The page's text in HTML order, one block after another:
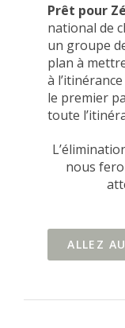
Prêt pour
national de
un groupe
plan à
à
le premier
toute
nous
ALLEZ